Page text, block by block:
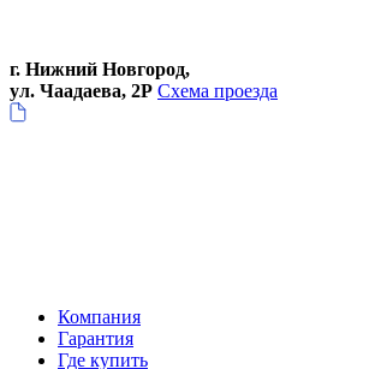
г. Нижний Новгород,
ул. Чаадаева, 2Р Схема проезда
Компания
Гарантия
Где купить